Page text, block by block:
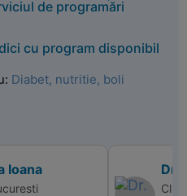
de programări
cu program disponibil
Diabet, nutritie, boli
Ioana Dr.